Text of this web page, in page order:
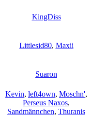
KingDiss
Littlesid80, Maxii
Suaron
Kevin, left4own, Moschn',
Perseus Naxos,
Sandmännchen, Thuranis